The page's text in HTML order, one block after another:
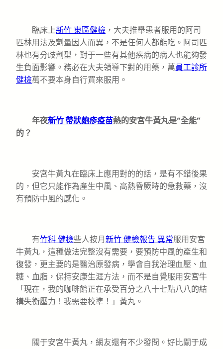
臨床上新竹 東區健檢 ，大夫推舉患者服用的阿司
匹林用法及劑量因人而異，不是任何人都能吃。阿司匹
林也有分歧劑型，對于一些有其他疾病的病人也能夠發
生負面影響。務必在大夫領導下對的用藥，萬員工診所
健檢萬不要本身自行買來服用。
年夜新竹 帶狀皰疹疫苗熱的安宮牛黃丸是“全能”
的？
安宮牛黃丸在臨床上應用對的的話，是有不錯後果
的，但它只能作為產生中風、高熱昏厥時的急救藥，沒
有預防中風的感化。
有竹科 健檢些人按月 新竹 健檢報告 異常服用安宮
牛黃丸，這種做法完整沒有需要，要預防中風的產生和
復發，更主要的是醫治原發病，學會自我治理血壓、血
糖、血脂，保持安康生涯方法，而不是自覺服用安宮牛
「現在，我的咖啡館正在承受百分之八十七點八八的結
構失衡壓力！我需要校準！」黃丸。
關于安宮牛黃丸，網友還有不少發問。好比關于成